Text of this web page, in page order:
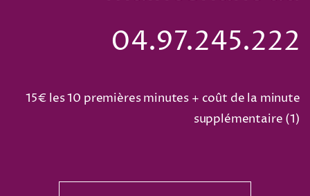
04.97.245.222
15€ les 10 premières minutes + coût de la minute
supplémentaire (1)